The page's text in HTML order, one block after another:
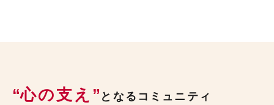
“心の支え ” となるコミュニティ